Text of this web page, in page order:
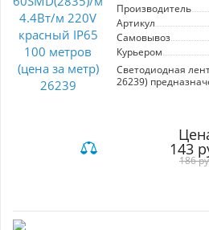
Производитель
Артикул
Самовывоз
Курьером
Светодиодная
26239)
- Длина: 100 м
- Тип диодов: SMD
- Количество
- Мощность: 4,4
- Размеры: 13 мм
143
186